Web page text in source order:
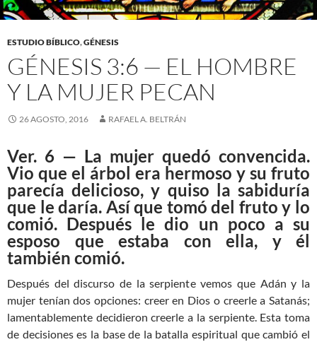
ESTUDIO BÍBLICO,GÉNESIS
GÉNESIS 3:6 — EL HOMBRE
Y LA MUJER PECAN
26 AGOSTO, 2016 RAFAEL A. BELTRÁN
Ver. 6 — La mujer quedó convencida.
Vio que el árbol era hermoso y su fruto
parecía delicioso, y quiso la sabiduría
que le daría. Así que tomó del fruto y lo
comió. Después le dio un poco a su
esposo que estaba con ella, y él
también comió.
Después del discurso de la serpiente vemos que Adán y la
mujer tenían dos opciones: creer en Dios o creerle a Satanás;
lamentablemente decidieron creerle a la serpiente. Esta toma
de decisiones es la base de la batalla espiritual que cambió el